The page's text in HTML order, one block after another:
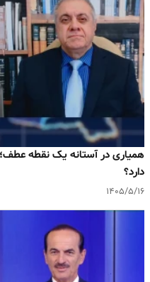
همیاری در آستانه یک نقطه
دارد؟
۱۴۰۵/۵/۱۶